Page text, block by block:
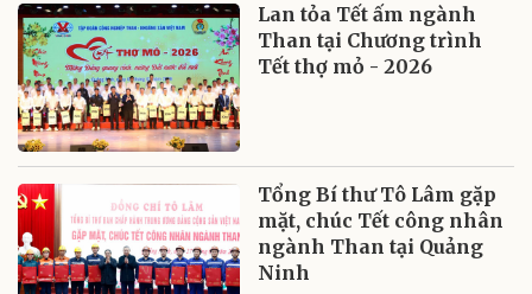
Lan tỏa Tết ấm ngành
Than tại Chương trình
Tết thợ mỏ - 2026
Tổng Bí thư Tô Lâm gặp
mặt, chúc Tết công nhân
ngành Than tại Quảng
Ninh